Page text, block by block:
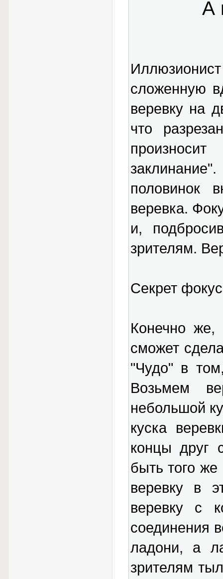
А
сложенную
веревку на
что
половинок
веревка.
и,
зрителям.
Секрет
Конечно
сможет
"Чудо" в
Возьмем
небольшой
куска
концы друг
быть того же
веревку в
веревку с
соединения
ладони, а
зрителям